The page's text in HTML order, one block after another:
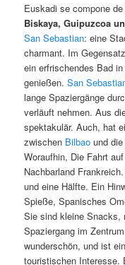
Euskadi se compone
Biskaya, Guipuzcoa
San Sebastian: eine
charmant. Im
ein erfrischendes Bad
genießen.San
lange Spaziergänge
verläuft nehmen. Aus
spektakulär. Auch, hat
zwischen Bilbaound
Woraufhin, Die Fahrt
Nachbarland
und eine Hälfte. Ein
Spieße, Spanisches
Sie sind kleine Snacks,
Spaziergang im
wunderschön, und ist
touristischen Interesse.